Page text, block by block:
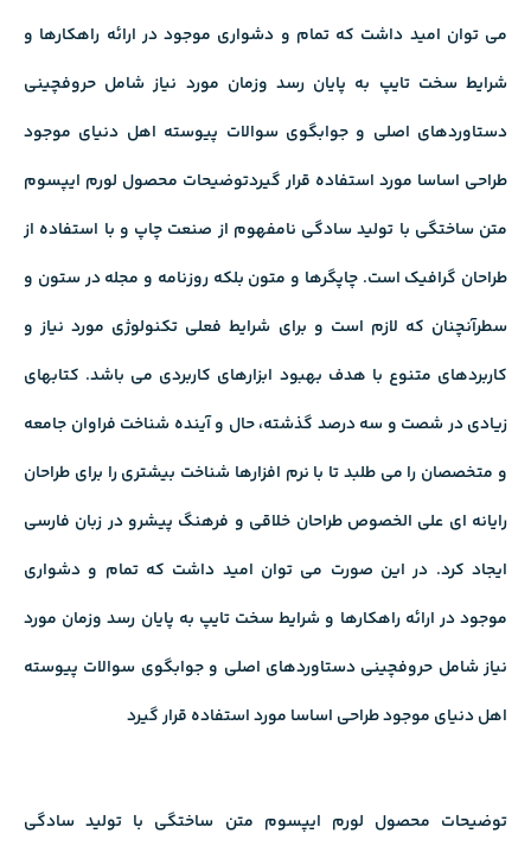
می توان امید داشت که تمام و دشواری موجود در ارائه راهکارها و
شرایط سخت تایپ به پایان رسد وزمان مورد نیاز شامل حروفچینی
دستاوردهای اصلی و جوابگوی سوالات پیوسته اهل دنیای موجود
طراحی اساسا مورد استفاده قرار گیردتوضیحات محصول لورم ایپسوم
متن ساختگی با تولید سادگی نامفهوم از صنعت چاپ و با استفاده از
طراحان گرافیک است. چاپگرها و متون بلکه روزنامه و مجله در ستون و
سطرآنچنان که لازم است و برای شرایط فعلی تکنولوژی مورد نیاز و
کاربردهای متنوع با هدف بهبود ابزارهای کاربردی می باشد. کتابهای
زیادی در شصت و سه درصد گذشته، حال و آینده شناخت فراوان جامعه
و متخصصان را می طلبد تا با نرم افزارها شناخت بیشتری را برای طراحان
رایانه ای علی الخصوص طراحان خلاقی و فرهنگ پیشرو در زبان فارسی
ایجاد کرد. در این صورت می توان امید داشت که تمام و دشواری
موجود در ارائه راهکارها و شرایط سخت تایپ به پایان رسد وزمان مورد
نیاز شامل حروفچینی دستاوردهای اصلی و جوابگوی سوالات پیوسته
اهل دنیای موجود طراحی اساسا مورد استفاده قرار گیرد
توضیحات محصول لورم ایپسوم متن ساختگی با تولید سادگی